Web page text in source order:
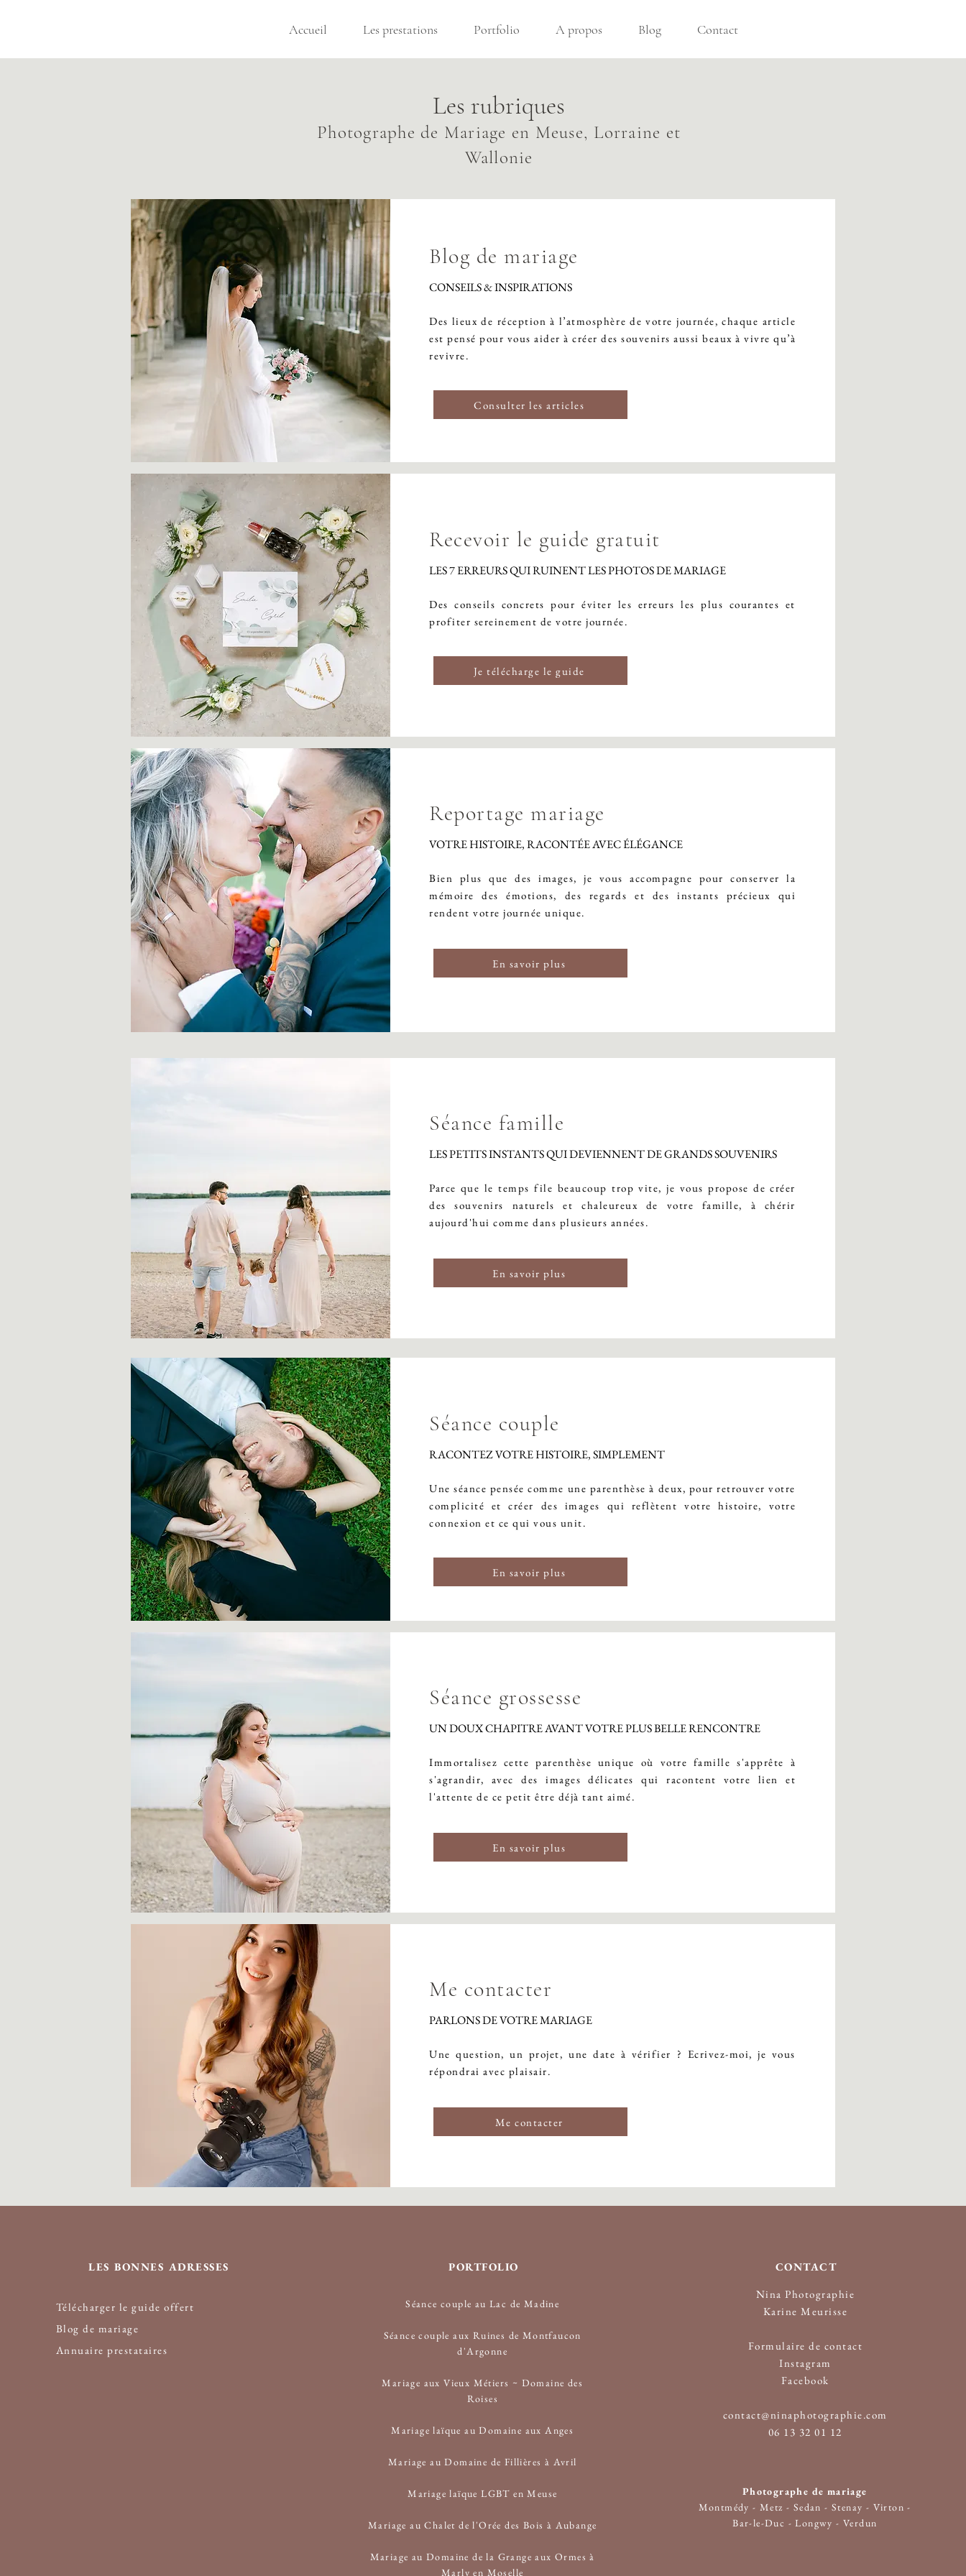
Accueil Les prestations Portfolio A propos Blog Contact
Les rubriques
Photographe de Mariage en Meuse, Lorraine et
Wallonie
Blog de mariage
CONSEILS & INSPIRATIONS
Des lieux de réception à l’atmosphère de votre journée, chaque article
est pensé pour vous aider à créer des souvenirs aussi beaux à vivre qu’à
revivre.
Consulter les articles
Recevoir le guide gratuit
LES 7 ERREURS QUI RUINENT LES PHOTOS DE MARIAGE
Des conseils concrets pour éviter les erreurs les plus courantes et
profiter sereinement de votre journée.
Je télécharge le guide
Reportage mariage
VOTRE HISTOIRE, RACONTÉE AVEC ÉLÉGANCE
Bien plus que des images, je vous accompagne pour conserver la
mémoire des émotions, des regards et des instants précieux qui
rendent votre journée unique.
En savoir plus
Séance famille
LES PETITS INSTANTS QUI DEVIENNENT DE GRANDS SOUVENIRS
Parce que le temps file beaucoup trop vite, je vous propose de créer
des souvenirs naturels et chaleureux de votre famille, à chérir
aujourd'hui comme dans plusieurs années.
En savoir plus
Séance couple
RACONTEZ VOTRE HISTOIRE, SIMPLEMENT
Une séance pensée comme une parenthèse à deux, pour retrouver votre
complicité et créer des images qui reflètent votre histoire, votre
connexion et ce qui vous unit.
En savoir plus
Séance grossesse
UN DOUX CHAPITRE AVANT VOTRE PLUS BELLE RENCONTRE
Immortalisez cette parenthèse unique où votre famille s'apprête à
s'agrandir, avec des images délicates qui racontent votre lien et
l'attente de ce petit être déjà tant aimé.
En savoir plus
Me contacter
PARLONS DE VOTRE MARIAGE
Une question, un projet, une date à vérifier ? Ecrivez-moi, je vous
répondrai avec plaisair.
Me contacter
LES BONNES ADRESSES
Télécharger le guide offert
Blog de mariage
Annuaire prestataires
PORTFOLIO
Séance couple au Lac de Madine
Séance couple aux Ruines de Montfaucon
d'Argonne
Mariage aux Vieux Métiers ~ Domaine des
Roises
Mariage laïque au Domaine aux Anges
Mariage au Domaine de Fillières à Avril
Mariage laïque LGBT en Meuse
Mariage au Chalet de l'Orée des Bois à Aubange
Mariage au Domaine de la Grange aux Ormes à
Marly en Moselle
CONTACT
Nina Photographie
Karine Meurisse
​Formulaire de contact
Instagram
Facebook
contact@ninaphotographie.com
06 13 32 01 12
Photographe de mariage
Montmédy -Metz - Sedan -Stenay - Virton -
Bar-le-Duc -Longwy - Verdun